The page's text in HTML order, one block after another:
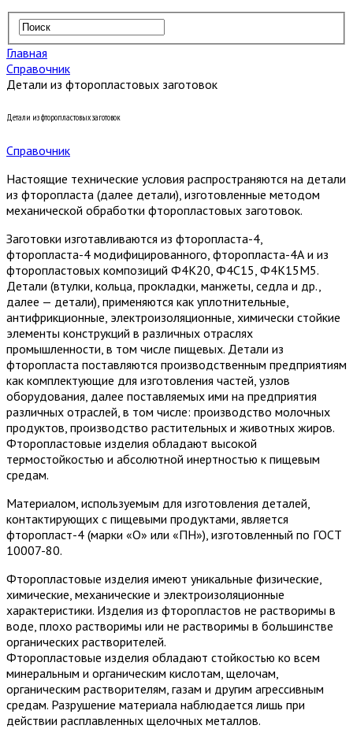
Главная
Справочник
Детали из фторопластовых заготовок
Детали из фторопластовых заготовок
Справочник
Настоящие технические условия распространяются на детали
из фторопласта (далее детали), изготовленные методом
механической обработки фторопластовых заготовок.
Заготовки изготавливаются из фторопласта-4,
фторопласта-4 модифицированного, фторопласта-4А и из
фторопластовых композиций Ф4К20, Ф4С15, Ф4К15М5.
Детали (втулки, кольца, прокладки, манжеты, седла и др.,
далее — детали), применяются как уплотнительные,
антифрикционные, электроизоляционные, химически стойкие
элементы конструкций в различных отраслях
промышленности, в том числе пищевых. Детали из
фторопласта поставляются производственным предприятиям
как комплектующие для изготовления частей, узлов
оборудования, далее поставляемых ими на предприятия
различных отраслей, в том числе: производство молочных
продуктов, производство растительных и животных жиров.
Фторопластовые изделия обладают высокой
термостойкостью и абсолютной инертностью к пищевым
средам.
Материалом, используемым для изготовления деталей,
контактирующих с пищевыми продуктами, является
фторопласт-4 (марки «О» или «ПН»), изготовленный по ГОСТ
10007-80.
Фторопластовые изделия имеют уникальные физические,
химические, механические и электроизоляционные
характеристики. Изделия из фторопластов не растворимы в
воде, плохо растворимы или не растворимы в большинстве
органических растворителей.
Фторопластовые изделия обладают стойкостью ко всем
минеральным и органическим кислотам, щелочам,
органическим растворителям, газам и другим агрессивным
средам. Разрушение материала наблюдается лишь при
действии расплавленных щелочных металлов.